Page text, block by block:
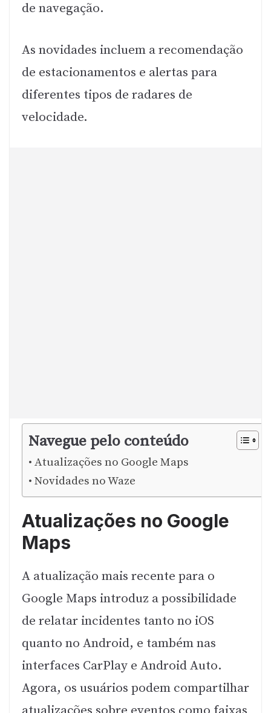
de navegação.
As novidades incluem a recomendação
de estacionamentos e alertas para
diferentes tipos de radares de
velocidade.
Navegue pelo conteúdo
Atualizações no Google Maps
Novidades no Waze
Atualizações no Google
Maps
A atualização mais recente para o
Google Maps introduz a possibilidade
de relatar incidentes tanto no iOS
quanto no Android, e também nas
interfaces CarPlay e Android Auto.
Agora, os usuários podem compartilhar